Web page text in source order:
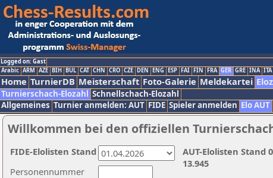
Logged on: Gast
Arabic ARM AZE BIH BUL CAT CHN CRO CZE DEN ENG ESP FAI FIN FRA GER GRE INA ITA
Home TurnierDB Meisterschaft Foto-Galerie Meldekartei
Turnierschach-Elozahl Schnellschach-Elozahl
Allgemeines Turnier anmelden: AUT FIDE Spieler anmelden Elo AUT
Willkommen bei den offiziellen
Personennummer
AUT-Elolisten Stand
13.945
FIDE-Elolisten Stand